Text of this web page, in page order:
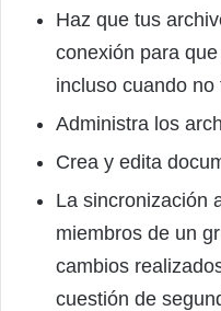
Haz que tus
conexión para
incluso cuando
Administra los
Crea y edita
La sincronización
miembros de un
cambios
cuestión de